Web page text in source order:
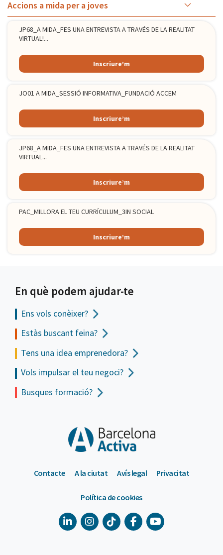
Accions a mida per a joves
JP68_A MIDA_FES UNA ENTREVISTA A TRAVÉS DE LA REALITAT
VIRTUAL!...
Inscriure’m
JO01 A MIDA_SESSIÓ INFORMATIVA_FUNDACIÓ ACCEM
Inscriure’m
JP68_A MIDA_FES UNA ENTREVISTA A TRAVÉS DE LA REALITAT
VIRTUAL...
Inscriure’m
PAC_MILLORA EL TEU CURRÍCULUM_3IN SOCIAL
Inscriure’m
En què podem ajudar-te
Ens vols conèixer?
Estàs buscant feina?
Tens una idea emprenedora?
Vols impulsar el teu negoci?
Busques formació?
Contacte A la ciutat Avís legal Privacitat
Política de cookies